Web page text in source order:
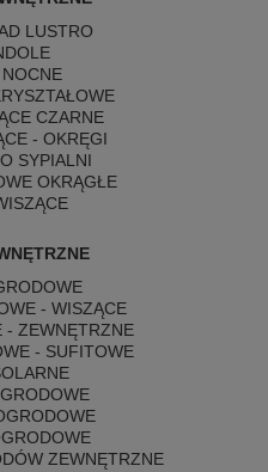
LUSTRO
CZARNE
- OKRĘGI
SYPIALNI
OKRĄGŁE
- WISZĄCE
- ZEWNĘTRZNE
- SUFITOWE
ZEWNĘTRZNE